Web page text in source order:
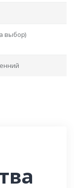
выбор)